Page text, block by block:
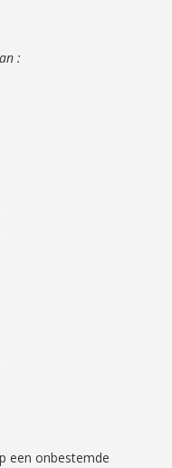
:
een onbestemde